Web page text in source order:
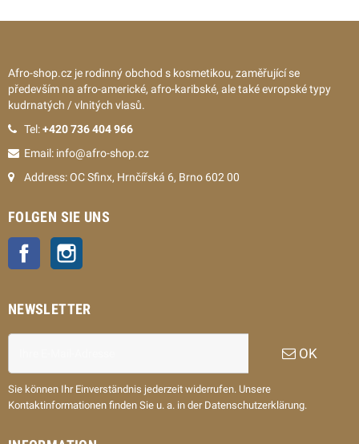
Afro-shop.cz je rodinný obchod s kosmetikou, zaměřující se
především na afro-americké, afro-karibské, ale také evropské typy
kudrnatých / vlnitých vlasů.
Tel:+420 736 404 966
Email: info@afro-shop.cz
Address: OC Sfinx, Hrnčířská 6, Brno 602 00
FOLGEN SIE UNS
Facebook
NEWSLETTER
OK
Sie können Ihr Einverständnis jederzeit widerrufen. Unsere
Kontaktinformationen finden Sie u. a. in der Datenschutzerklärung.